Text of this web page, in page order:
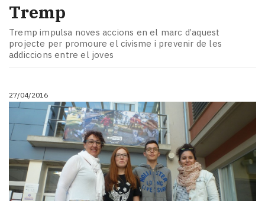
Tremp
Tremp impulsa noves accions en el marc d’aquest
projecte per promoure el civisme i prevenir de les
addiccions entre el joves
27/04/2016